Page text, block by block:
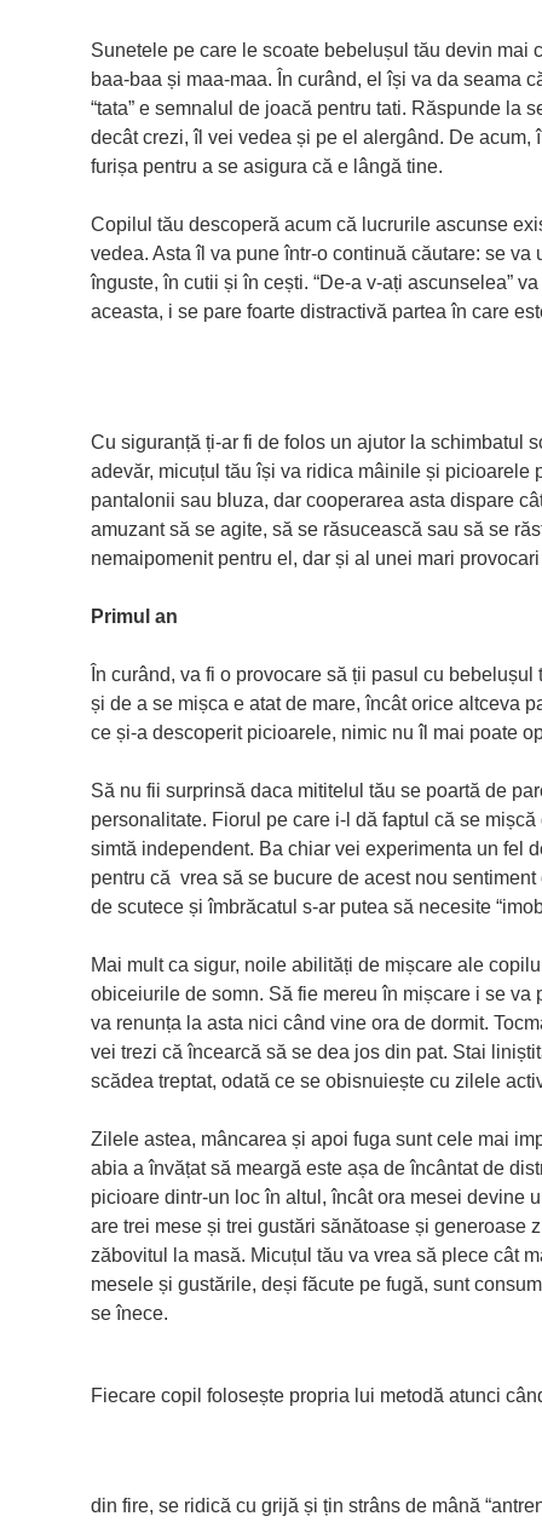
Sunetele pe care le scoate bebelușul tău devin mai
baa-baa și maa-maa. În curând, el își va da seama
“tata” e semnalul de joacă pentru tati. Răspunde la
decât crezi, îl vei vedea și pe el alergând. De acum,
furișa pentru a se asigura că e lângă tine.
Copilul tău descoperă acum că lucrurile ascunse
vedea. Asta îl va pune într-o continuă căutare: se va
înguste, în cutii și în cești. “De-a v-ați ascunselea”
aceasta, i se pare foarte distractivă partea în care
Cu siguranță ți-ar fi de folos un ajutor la schimbatul
adevăr, micuțul tău își va ridica mâinile și picioarele
pantalonii sau bluza, dar cooperarea asta dispare
amuzant să se agite, să se răsucească sau să se
nemaipomenit pentru el, dar și al unei mari
Primul an
În curând, va fi o provocare să ții pasul cu
și de a se mișca e atat de mare, încât orice altceva
ce și-a descoperit picioarele, nimic nu îl mai poate
Să nu fii surprinsă daca mititelul tău se poartă de
personalitate. Fiorul pe care i-l dă faptul că se
simtă independent. Ba chiar vei experimenta un fel
pentru că vrea să se bucure de acest nou
de scutece și îmbrăcatul s-ar putea să necesite
Mai mult ca sigur, noile abilități de mișcare ale
obiceiurile de somn. Să fie mereu în mișcare i se va
va renunța la asta nici când vine ora de dormit.
vei trezi că încearcă să se dea jos din pat. Stai
scădea treptat, odată ce se obisnuiește cu zilele
Zilele astea, mâncarea și apoi fuga sunt cele mai
abia a învățat să meargă este așa de încântat de
picioare dintr-un loc în altul, încât ora mesei devine
are trei mese și trei gustări sănătoase și generoase
zăbovitul la masă. Micuțul tău va vrea să plece cât
mesele și gustările, deși făcute pe fugă, sunt
se înece.
Fiecare copil folosește propria lui metodă atunci
din fire, se ridică cu grijă și țin strâns de mână